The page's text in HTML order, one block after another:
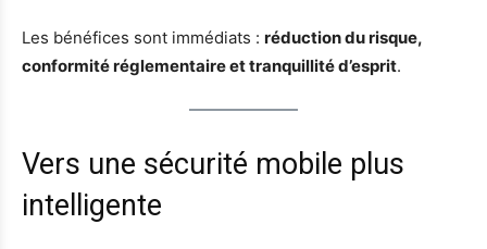
Les bénéfices sont immédiats : réduction du risque,
conformité réglementaire et tranquillité d’esprit.
Vers une sécurité mobile plus
intelligente